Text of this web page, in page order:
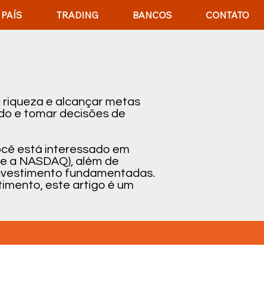
PAÍS TRADING BANCOS CONTATO
e alcançar metas
e tomar decisões de
está interessado em
a NASDAQ), além de
fundamentadas.
este artigo é um